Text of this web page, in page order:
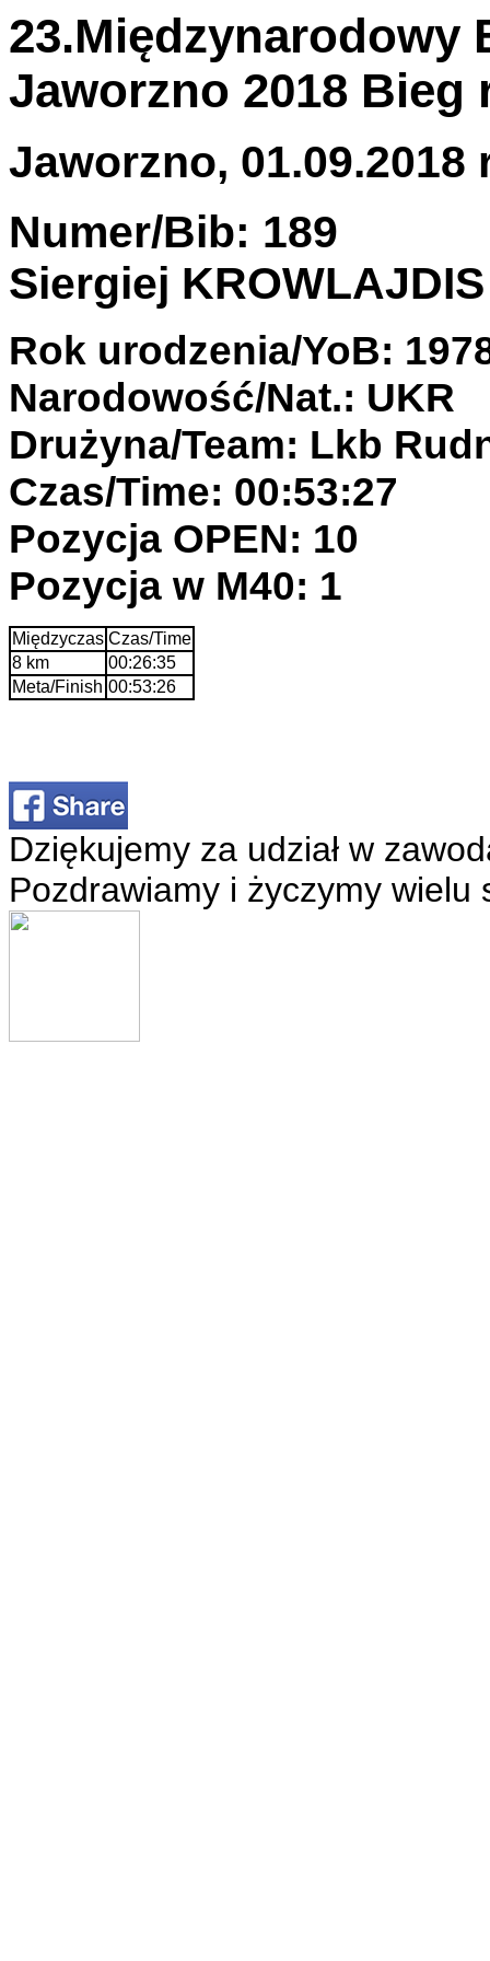
23.Międzynarodowy
Jaworzno 2018 Bieg
Jaworzno, 01.09.2018
Numer/Bib: 189
Siergiej KROWLAJDIS
Rok urodzenia/YoB:
Narodowość/Nat.: UKR
Drużyna/Team: Lkb
Czas/Time: 00:53:27
Pozycja OPEN: 10
Pozycja w M40: 1
Międzyczas Czas/Time
8 km
00:26:35
Meta/Finish 00:53:26
Dziękujemy za udział w
Pozdrawiamy i życzymy wielu